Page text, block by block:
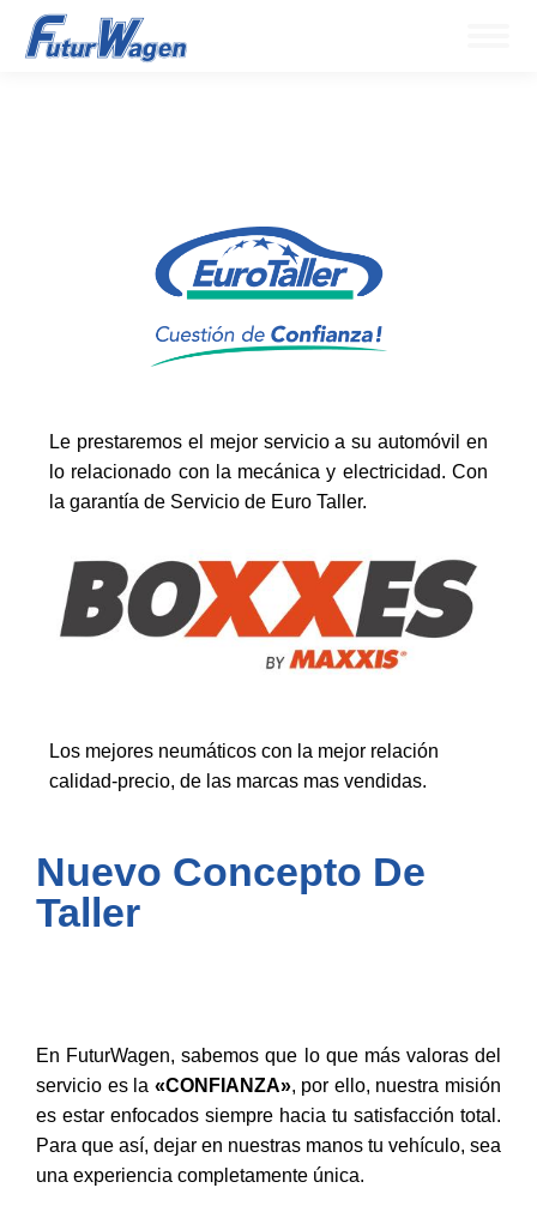
Le prestaremos el mejor servicio a su automóvil en
lo relacionado con la mecánica y electricidad. Con
la garantía de Servicio de Euro Taller.
Los mejores neumáticos con la mejor relación
calidad-precio, de las marcas mas vendidas.
Nuevo Concepto De
Taller
En FuturWagen, sabemos que lo que más valoras del
servicio es la «CONFIANZA», por ello, nuestra misión
es estar enfocados siempre hacia tu satisfacción total.
Para que así, dejar en nuestras manos tu vehículo, sea
una experiencia completamente única.